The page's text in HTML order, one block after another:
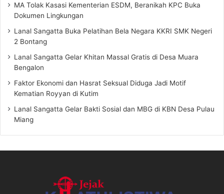
MA Tolak Kasasi Kementerian ESDM, Beranikah KPC Buka
Dokumen Lingkungan
Lanal Sangatta Buka Pelatihan Bela Negara KKRI SMK Negeri
2 Bontang
Lanal Sangatta Gelar Khitan Massal Gratis di Desa Muara
Bengalon
Faktor Ekonomi dan Hasrat Seksual Diduga Jadi Motif
Kematian Royyan di Kutim
Lanal Sangatta Gelar Bakti Sosial dan MBG di KBN Desa Pulau
Miang